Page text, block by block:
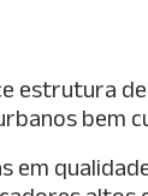
estrutura
bem
em